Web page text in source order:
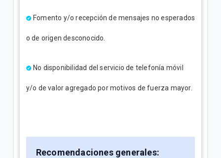
Fomento y/o recepción de mensajes no esperados
o de origen desconocido.
No disponibilidad del servicio de telefonía móvil
y/o de valor agregado por motivos de fuerza mayor.
Recomendaciones generales: